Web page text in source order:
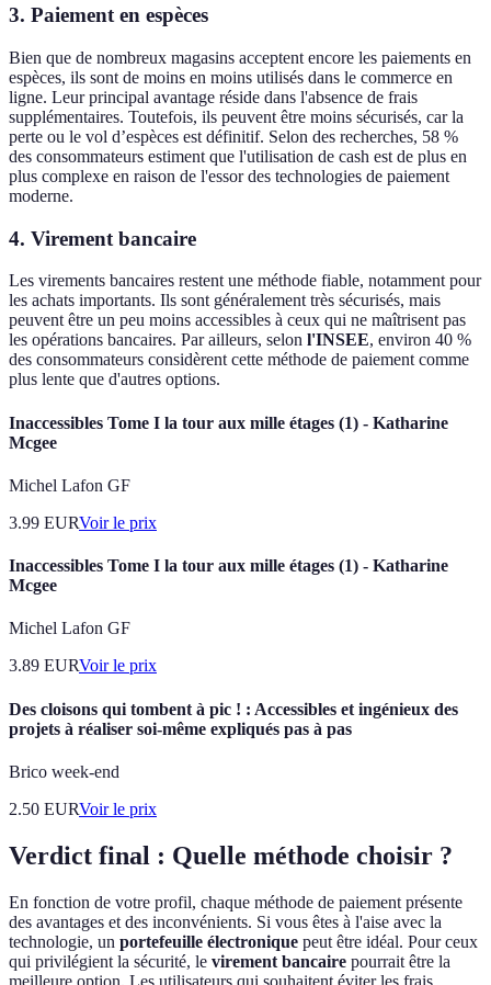
3. Paiement en espèces
Bien que de nombreux magasins acceptent encore les paiements en
espèces, ils sont de moins en moins utilisés dans le commerce en
ligne. Leur principal avantage réside dans l'absence de frais
supplémentaires. Toutefois, ils peuvent être moins sécurisés, car la
perte ou le vol d’espèces est définitif. Selon des recherches, 58 %
des consommateurs estiment que l'utilisation de cash est de plus en
plus complexe en raison de l'essor des technologies de paiement
moderne.
4. Virement bancaire
Les virements bancaires restent une méthode fiable, notamment pour
les achats importants. Ils sont généralement très sécurisés, mais
peuvent être un peu moins accessibles à ceux qui ne maîtrisent pas
les opérations bancaires. Par ailleurs, selon l'INSEE, environ 40 %
des consommateurs considèrent cette méthode de paiement comme
plus lente que d'autres options.
Inaccessibles Tome I la tour aux mille étages (1) - Katharine
Mcgee
Michel Lafon GF
3.99 EURVoir le prix
Inaccessibles Tome I la tour aux mille étages (1) - Katharine
Mcgee
Michel Lafon GF
3.89 EURVoir le prix
Des cloisons qui tombent à pic ! : Accessibles et ingénieux des
projets à réaliser soi-même expliqués pas à pas
Brico week-end
2.50 EURVoir le prix
Verdict final : Quelle méthode choisir ?
En fonction de votre profil, chaque méthode de paiement présente
des avantages et des inconvénients. Si vous êtes à l'aise avec la
technologie, un portefeuille électronique peut être idéal. Pour ceux
qui privilégient la sécurité, le virement bancaire pourrait être la
meilleure option. Les utilisateurs qui souhaitent éviter les frais